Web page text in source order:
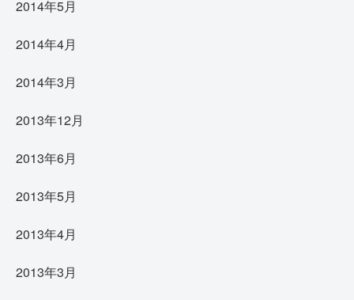
2014年5月
2014年4月
2014年3月
2013年12月
2013年6月
2013年5月
2013年4月
2013年3月